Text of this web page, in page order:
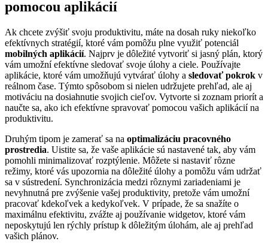
pomocou aplikácií
Ak chcete zvýšiť svoju produktivitu, máte na dosah ruky niekoľko
efektívnych stratégií, ktoré vám pomôžu plne využiť potenciál
mobilných aplikácií. Najprv je dôležité vytvoriť si jasný plán, ktorý
vám umožní efektívne sledovať svoje úlohy a ciele. Používajte
aplikácie, ktoré vám umožňujú vytvárať úlohy a sledovať pokrok v
reálnom čase. Týmto spôsobom si nielen udržujete prehľad, ale aj
motiváciu na dosiahnutie svojich cieľov. Vytvorte si zoznam priorít a
naučte sa, ako ich efektívne spravovať pomocou vašich aplikácií na
produktivitu.
Druhým tipom je zamerať sa na optimalizáciu pracovného
prostredia. Uistite sa, že vaše aplikácie sú nastavené tak, aby vám
pomohli minimalizovať rozptýlenie. Môžete si nastaviť rôzne
režimy, ktoré vás upozornia na dôležité úlohy a pomôžu vám udržať
sa v sústredení. Synchronizácia medzi rôznymi zariadeniami je
nevyhnutná pre zvýšenie vašej produktivity, pretože vám umožní
pracovať kdekoľvek a kedykoľvek. V prípade, že sa snažíte o
maximálnu efektivitu, zvážte aj používanie widgetov, ktoré vám
neposkytujú len rýchly prístup k dôležitým úlohám, ale aj prehľad
vašich plánov.